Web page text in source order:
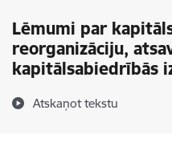
Lēmumi par
reorganizāciju,
kapitālsabiedrībās
Atskaņot tekstu